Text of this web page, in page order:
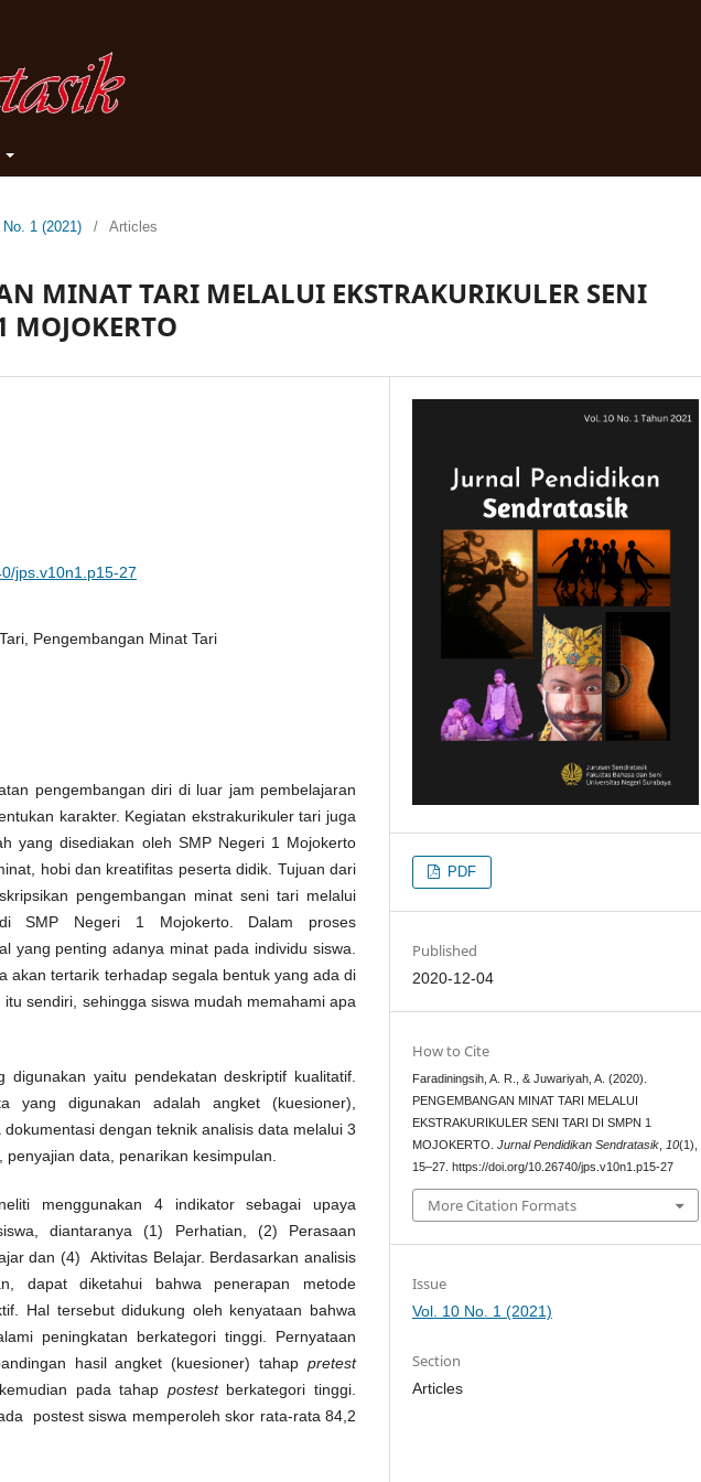
1 (2021) / Articles
MINAT TARI MELALUI EKSTRAKURIKULER SENI
MOJOKERTO
jps.v10n1.p15-27
Pengembangan Minat Tari
pengembangan diri di luar jam pembelajaran
karakter. Kegiatan ekstrakurikuler tari juga
yang disediakan oleh SMP Negeri 1 Mojokerto
hobi dan kreatifitas peserta didik. Tujuan dari
pengembangan minat seni tari melalui
di SMP Negeri 1 Mojokerto. Dalam proses
yang penting adanya minat pada individu siswa.
akan tertarik terhadap segala bentuk yang ada di
sendiri, sehingga siswa mudah memahami apa
digunakan yaitu pendekatan deskriptif kualitatif.
yang digunakan adalah angket (kuesioner),
dengan teknik analisis data melalui 3
data, penarikan kesimpulan.
menggunakan 4 indikator sebagai upaya
diantaranya (1) Perhatian, (2) Perasaan
dan (4) Aktivitas Belajar. Berdasarkan analisis
dapat diketahui bahwa penerapan metode
Hal tersebut didukung oleh kenyataan bahwa
peningkatan berkategori tinggi. Pernyataan
hasil angket (kuesioner) tahap pretest
pada tahap postestberkategori tinggi.
postest siswa memperoleh skor rata-rata 84,2
PDF
Published
2020-12-04
How to Cite
Faradiningsih, A. R., & Juwariyah, A. (2020).
PENGEMBANGAN MINAT TARI MELALUI
EKSTRAKURIKULER SENI TARI DI SMPN 1
MOJOKERTO.Jurnal Pendidikan Sendratasik 10(1),
15–27. https://doi.org/10.26740/jps.v10n1.p15-27
More Citation Formats
Issue
Vol. 10 No. 1 (2021)
Section
Articles